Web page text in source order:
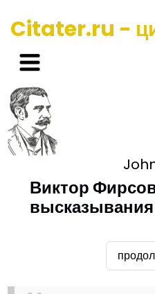
Citater.ru -
Виктор
высказывания